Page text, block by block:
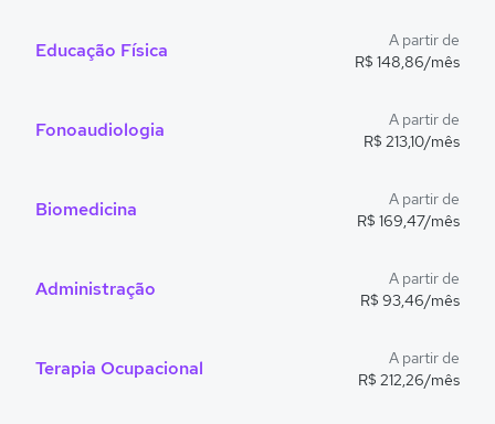
Educação Física
A partir de
R$ 148,86/mês
Fonoaudiologia
A partir de
R$ 213,10/mês
Biomedicina
A partir de
R$ 169,47/mês
Administração
A partir de
R$ 93,46/mês
Terapia Ocupacional
A partir de
R$ 212,26/mês